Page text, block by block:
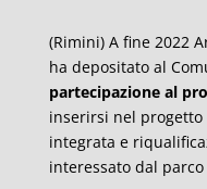
(Rimini) A fine 2022
ha depositato al
partecipazione al
inserirsi nel progetto
integrata e
interessato dal